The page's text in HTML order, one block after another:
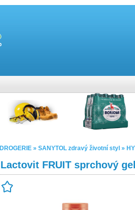
DROGERIE » SANYTOL zdravý životní styl »
Lactovit FRUIT sprchový